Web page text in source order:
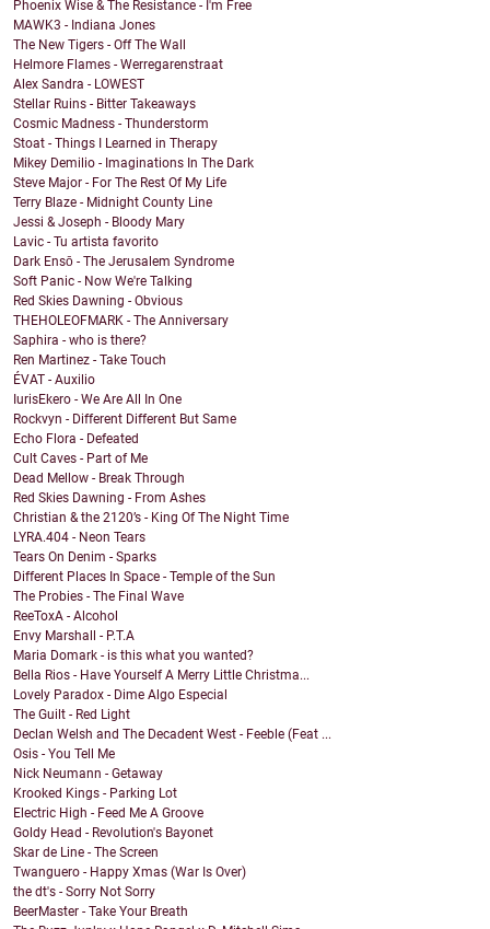
Phoenix Wise & The Resistance - I'm Free
MAWK3 - Indiana Jones
The New Tigers - Off The Wall
Helmore Flames - Werregarenstraat
Alex Sandra - LOWEST
Stellar Ruins - Bitter Takeaways
Cosmic Madness - Thunderstorm
Stoat - Things I Learned in Therapy
Mikey Demilio - Imaginations In The Dark
Steve Major - For The Rest Of My Life
Terry Blaze - Midnight County Line
Jessi & Joseph - Bloody Mary
Lavic - Tu artista favorito
Dark Ensō - The Jerusalem Syndrome
Soft Panic - Now We're Talking
Red Skies Dawning - Obvious
THEHOLEOFMARK - The Anniversary
Saphira - who is there?
Ren Martinez - Take Touch
ÉVAT - Auxilio
IurisEkero - We Are All In One
Rockvyn - Different Different But Same
Echo Flora - Defeated
Cult Caves - Part of Me
Dead Mellow - Break Through
Red Skies Dawning - From Ashes
Christian & the 2120’s - King Of The Night Time
LYRA.404 - Neon Tears
Tears On Denim - Sparks
Different Places In Space - Temple of the Sun
The Probies - The Final Wave
ReeToxA - Alcohol
Envy Marshall - P.T.A
Maria Domark - is this what you wanted?
Bella Rios - Have Yourself A Merry Little Christma...
Lovely Paradox - Dime Algo Especial
The Guilt - Red Light
Declan Welsh and The Decadent West - Feeble (Feat ...
Osis - You Tell Me
Nick Neumann - Getaway
Krooked Kings - Parking Lot
Electric High - Feed Me A Groove
Goldy Head - Revolution's Bayonet
Skar de Line - The Screen
Twanguero - Happy Xmas (War Is Over)
the dt's - Sorry Not Sorry
BeerMaster - Take Your Breath